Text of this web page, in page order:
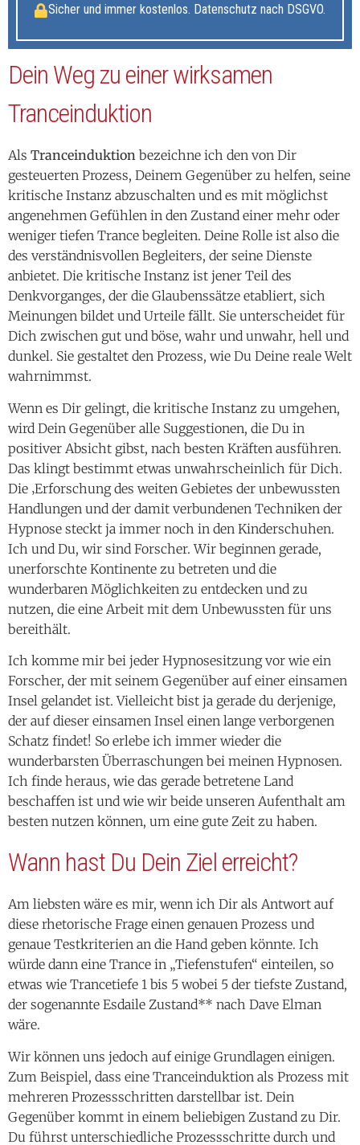
Sicher und immer kostenlos. Datenschutz nach DSGVO.
Dein Weg zu einer wirksamen
Tranceinduktion
Als Tranceinduktion bezeichne ich den von Dir
gesteuerten Prozess, Deinem Gegenüber zu helfen, seine
kritische Instanz abzuschalten und es mit möglichst
angenehmen Gefühlen in den Zustand einer mehr oder
weniger tiefen Trance begleiten. Deine Rolle ist also die
des verständnisvollen Begleiters, der seine Dienste
anbietet. Die kritische Instanz ist jener Teil des
Denkvorganges, der die Glaubenssätze etabliert, sich
Meinungen bildet und Urteile fällt. Sie unterscheidet für
Dich zwischen gut und böse, wahr und unwahr, hell und
dunkel. Sie gestaltet den Prozess, wie Du Deine reale Welt
wahrnimmst.
Wenn es Dir gelingt, die kritische Instanz zu umgehen,
wird Dein Gegenüber alle Suggestionen, die Du in
positiver Absicht gibst, nach besten Kräften ausführen.
Das klingt bestimmt etwas unwahrscheinlich für Dich.
Die ‚Erforschung des weiten Gebietes der unbewussten
Handlungen und der damit verbundenen Techniken der
Hypnose steckt ja immer noch in den Kinderschuhen.
Ich und Du, wir sind Forscher. Wir beginnen gerade,
unerforschte Kontinente zu betreten und die
wunderbaren Möglichkeiten zu entdecken und zu
nutzen, die eine Arbeit mit dem Unbewussten für uns
bereithält.
Ich komme mir bei jeder Hypnosesitzung vor wie ein
Forscher, der mit seinem Gegenüber auf einer einsamen
Insel gelandet ist. Vielleicht bist ja gerade du derjenige,
der auf dieser einsamen Insel einen lange verborgenen
Schatz findet! So erlebe ich immer wieder die
wunderbarsten Überraschungen bei meinen Hypnosen.
Ich finde heraus, wie das gerade betretene Land
beschaffen ist und wie wir beide unseren Aufenthalt am
besten nutzen können, um eine gute Zeit zu haben.
Wann hast Du Dein Ziel erreicht?
Am liebsten wäre es mir, wenn ich Dir als Antwort auf
diese rhetorische Frage einen genauen Prozess und
genaue Testkriterien an die Hand geben könnte. Ich
würde dann eine Trance in „Tiefenstufen“ einteilen, so
etwas wie Trancetiefe 1 bis 5 wobei 5 der tiefste Zustand,
der sogenannte Esdaile Zustand** nach Dave Elman
wäre.
Wir können uns jedoch auf einige Grundlagen einigen.
Zum Beispiel, dass eine Tranceinduktion als Prozess mit
mehreren Prozessschritten darstellbar ist. Dein
Gegenüber kommt in einem beliebigen Zustand zu Dir.
Du führst unterschiedliche Prozessschritte durch und